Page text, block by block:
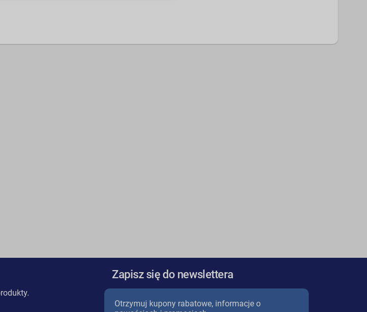
Zapisz się do newslettera
Otrzymuj kupony rabatowe, informacje o